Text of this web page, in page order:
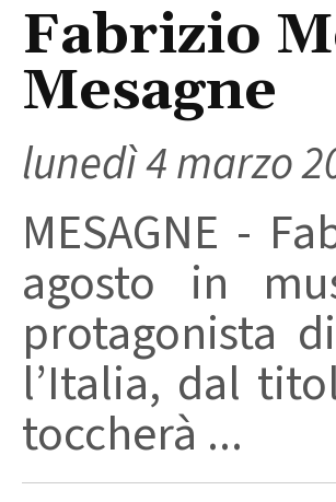
Fabrizio
Mesagne
lunedì 4 marzo
MESAGNE -
agosto in
protagonista
l’Italia, dal
toccherà ...